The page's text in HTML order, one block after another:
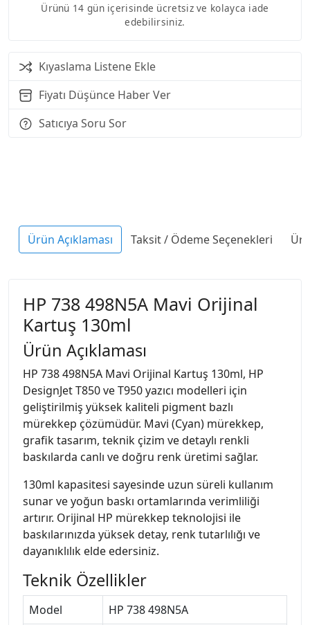
Ürünü 14 gün içerisinde ücretsiz ve kolayca iade
edebilirsiniz.
Kıyaslama Listene Ekle
Fiyatı Düşünce Haber Ver
Satıcıya Soru Sor
Ürün Açıklaması Taksit / Ödeme Seçenekleri
HP 738 498N5A Mavi Orijinal
Kartuş 130ml
Ürün Açıklaması
HP 738 498N5A Mavi Orijinal Kartuş 130ml, HP
DesignJet T850 ve T950 yazıcı modelleri için
geliştirilmiş yüksek kaliteli pigment bazlı
mürekkep çözümüdür. Mavi (Cyan) mürekkep,
grafik tasarım, teknik çizim ve detaylı renkli
baskılarda canlı ve doğru renk üretimi sağlar.
130ml kapasitesi sayesinde uzun süreli kullanım
sunar ve yoğun baskı ortamlarında verimliliği
artırır. Orijinal HP mürekkep teknolojisi ile
baskılarınızda yüksek detay, renk tutarlılığı ve
dayanıklılık elde edersiniz.
Teknik Özellikler
Model HP 738 498N5A